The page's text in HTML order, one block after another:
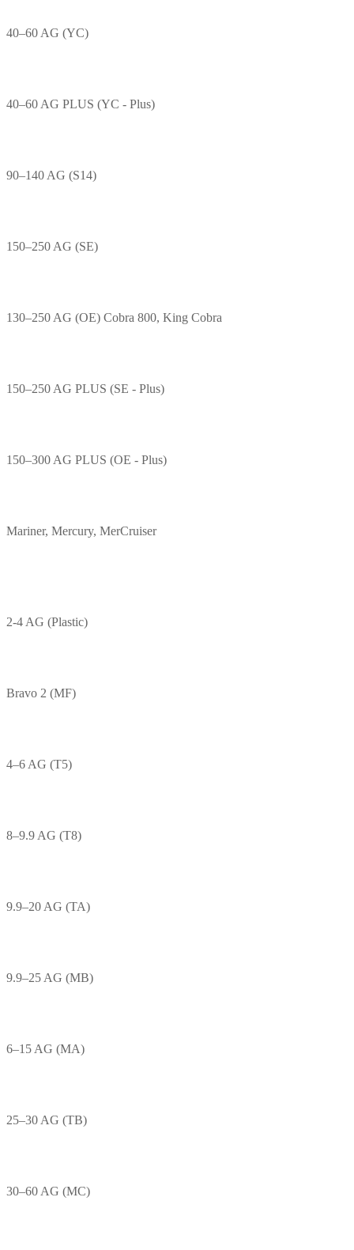
40–60 AG (YC)
40–60 AG PLUS (YC - Plus)
90–140 AG (S14)
150–250 AG (SE)
130–250 AG (OE) Cobra 800, King Cobra
150–250 AG PLUS (SE - Plus)
150–300 AG PLUS (OE - Plus)
Mariner, Mercury, MerCruiser
2-4 AG (Plastic)
Bravo 2 (MF)
4–6 AG (T5)
8–9.9 AG (T8)
9.9–20 AG (TA)
9.9–25 AG (MB)
6–15 AG (MA)
25–30 AG (TB)
30–60 AG (MC)